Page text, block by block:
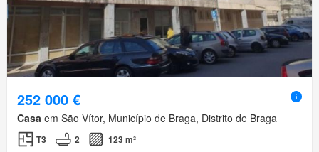
252 000 €
Casa em São Vítor, Município de Braga, Distrito de Braga
T3 2 123 m²